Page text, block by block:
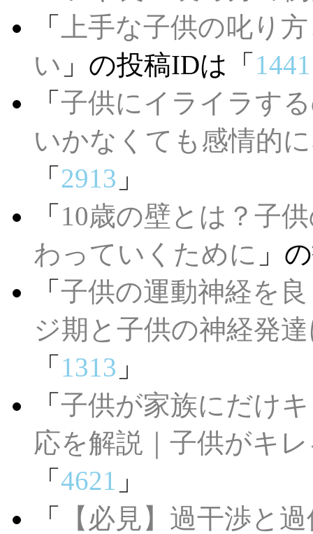
「
上手な子供の叱り
い 」の投稿IDは「 1441
「 子供にイライラす
いかなくても感情的
「 2913 」
「 10歳の壁とは？子
わっていくために 」
「 子供の運動神経を
ジ期と子供の神経発
「 1313 」
「 子供が家族にだけ
応を解説｜子供がキ
「 4621 」
「
【必見】過干渉と